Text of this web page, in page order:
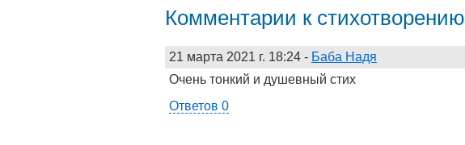
Комментарии к стихотворению
21 марта 2021 г. 18:24 - Баба Надя
Очень тонкий и душевный стих
Ответов 0